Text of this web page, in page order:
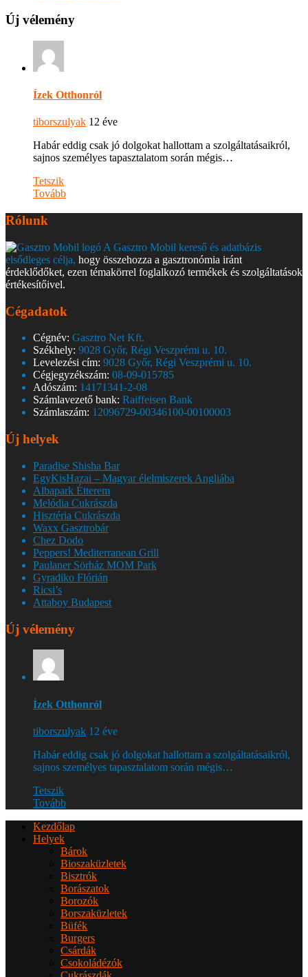
Új vélemény
Ízek Otthonról
tiborszulyak 12 éve
Habár eddig csak jó dolgokat hallottam a szolgáltatásaikról,
sajnos személyes tapasztalatom során mégis…
Tetszik
Tovább
Rólunk
A Gasztro Mobil kereső és adatbázis
elsődleges célja, hogy összehozza a gasztronómia iránt
érdeklődőket, ezen témakörrel foglalkozó termékek és szolgáltatások
értékesítőivel.
Cégadatok
Cégnév: Gasztro Net Kft.
Székhely: 9028 Győr, Régi Veszprémi u. 10.
Levelezési cím: 9028 Győr, Régi Veszprémi u. 10.
Cégjegyzékszám: 08-09-015785
Adószám: 14171341-2-08
Számlavezető bank: Raiffeisen Bank
Számlaszám: 12096729-00346100-00100003
Új helyek
Paradise Shisha Bar
EgyKisHazai – Magyar élelmiszerek Angliába
Albapark Étterem
Melódia Cukrászda
Hisztéria Cukrászda
Waxx Gasztrobár
Chez Dodo
Peppers! Mediterranean Grill
Paulaner Sörház MOM Park
Gyradiko Flórián
Ricsi’s
Attaboy Budapest
Új vélemény
Ízek Otthonról
tiborszulyak 12 éve
Habár eddig csak jó dolgokat hallottam a szolgáltatásaikról,
sajnos személyes tapasztalatom során mégis…
Tetszik
Tovább
Kezdőlap
Helyek
Bárok
Bioszaküzletek
Bisztrók
Borászatok
Borozók
Borszaküzletek
Büfék
Burgers
Csárdák
Csokoládézók